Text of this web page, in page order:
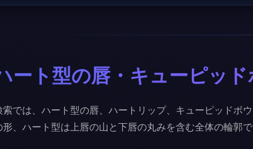
ート型の唇・キューピッ
索では、ハート型の唇、ハートリップ、キューピッドボ
形、ハート型は上唇の山と下唇の丸みを含む全体の輪郭で